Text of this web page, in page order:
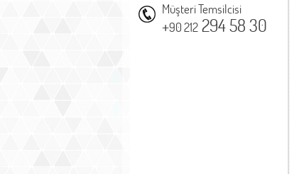
Müşteri Temsilcisi
+90 212 294 58 30